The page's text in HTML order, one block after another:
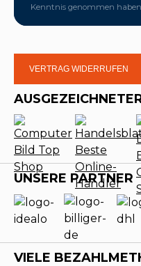
Kenntnis genommen
VERTRAG WIDERRUFEN
UNSERE PARTNER
VIELE